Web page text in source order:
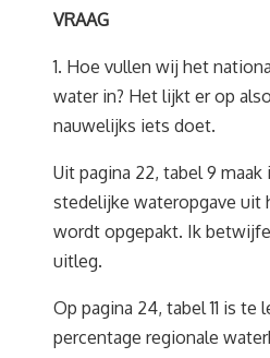
VRAAG
1. Hoe vullen wij het
water in? Het lijkt er op
nauwelijks iets doet.
Uit pagina 22, tabel 9 maak
stedelijke wateropgave uit
wordt opgepakt. Ik
uitleg.
Op pagina 24, tabel 11 is te
percentage regionale